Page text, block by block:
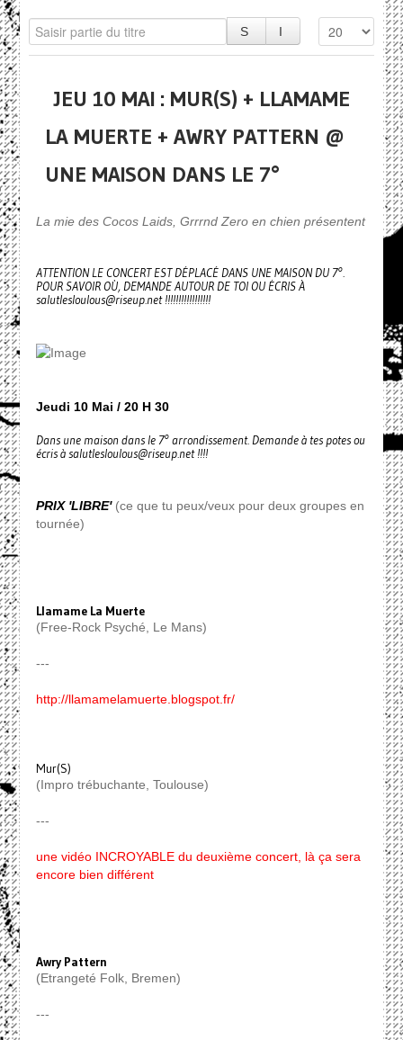
JEU 10 MAI : MUR(S) + LLAMAME
LA MUERTE + AWRY PATTERN @
UNE MAISON DANS LE 7°
La mie des Cocos Laids, Grrrnd Zero en chien présentent
ATTENTION LE CONCERT EST DÉPLACÉ DANS UNE MAISON DU 7°.
POUR SAVOIR OÙ, DEMANDE AUTOUR DE TOI OU ÉCRIS À
salutlesloulous@riseup.net !!!!!!!!!!!!!!!!!
Jeudi 10 Mai / 20 H 30
Dans une maison dans le 7° arrondissement. Demande à tes potes ou
écris à salutlesloulous@riseup.net !!!!
PRIX 'LIBRE'(ce que tu peux/veux pour deux groupes en
tournée)
Llamame La Muerte
(Free-Rock Psyché, Le Mans)
---
http://llamamelamuerte.blogspot.fr/
Mur(S)
(Impro trébuchante, Toulouse)
---
une vidéo INCROYABLE du deuxième concert, là ça sera
encore bien différent
Awry Pattern
(Etrangeté Folk, Bremen)
---